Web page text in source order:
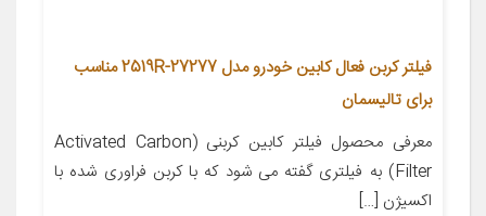
فیلتر کربن فعال کابین خودرو مدل 27277-2519R مناسب
برای تالیسمان
معرفی محصول فیلتر کابین کربنی (Activated Carbon
Filter) به فیلتری گفته می شود که با کربن فراوری شده با
اکسیژن […]